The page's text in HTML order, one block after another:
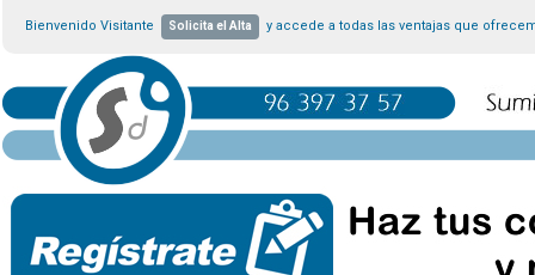
Bienvenido Visitante Solicita el Alta y accede a todas las ventajas que